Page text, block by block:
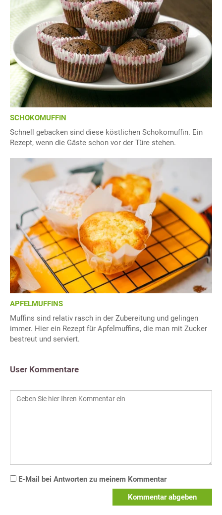
SCHOKOMUFFIN
Schnell gebacken sind diese köstlichen Schokomuffin. Ein
Rezept, wenn die Gäste schon vor der Türe stehen.
APFELMUFFINS
Muffins sind relativ rasch in der Zubereitung und gelingen
immer. Hier ein Rezept für Apfelmuffins, die man mit Zucker
bestreut und serviert.
User Kommentare
E-Mail bei Antworten zu meinem Kommentar
Kommentar abgeben